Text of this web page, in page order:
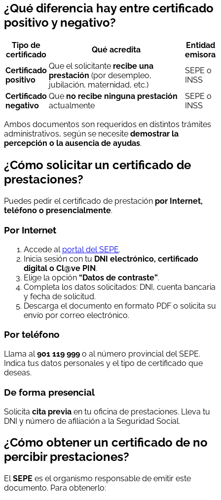
¿Qué diferencia hay entre certificado
positivo y negativo?
Tipo de
certificado
Qué acredita
Entidad
emisora
Certificado
positivo
Que el solicitante recibe una
prestación (por desempleo,
jubilación, maternidad, etc.)
SEPE o
INSS
Certificado
negativo
Que no recibe ninguna prestación
actualmente
SEPE o
INSS
Ambos documentos son requeridos en distintos trámites
administrativos, según se necesite demostrar la
percepción o la ausencia de ayudas.
¿Cómo solicitar un certificado de
prestaciones?
Puedes pedir el certificado de prestación por Internet,
teléfono o presencialmente.
Por Internet
Accede al portal del SEPE.
Inicia sesión con tu DNI electrónico, certificado
digital o Cl@ve PIN.
Elige la opción “Datos de contraste”.
Completa los datos solicitados: DNI, cuenta bancaria
y fecha de solicitud.
Descarga el documento en formato PDF o solicita su
envío por correo electrónico.
Por teléfono
Llama al901 119 999 o al número provincial del SEPE.
Indica tus datos personales y el tipo de certificado que
deseas.
De forma presencial
Solicita cita previa en tu oficina de prestaciones. Lleva tu
DNI y número de afiliación a la Seguridad Social.
¿Cómo obtener un certificado de no
percibir prestaciones?
ElSEPE es el organismo responsable de emitir este
documento. Para obtenerlo: